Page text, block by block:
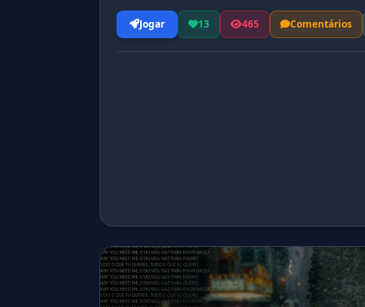
Jogar 13 465 Comentários